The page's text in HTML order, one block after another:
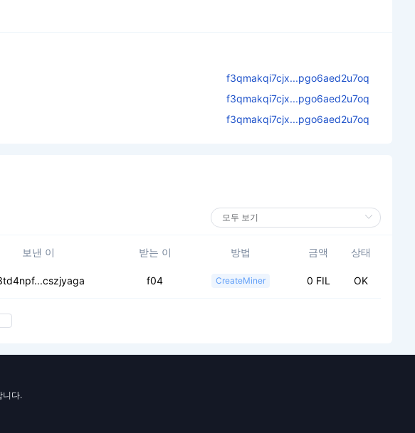
f3qmakqi7cjx...pgo6aed2u7oq
f3qmakqi7cjx...pgo6aed2u7oq
f3qmakqi7cjx...pgo6aed2u7oq
보낸 이 받는 이 방법 금액 상태
f04 CreateMiner 0 FIL OK
니다.